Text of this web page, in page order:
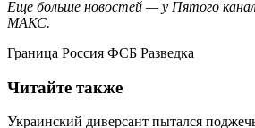
Еще больше новостей — у Пятого
МАКС.
Граница Россия ФСБ Разведка
Читайте также
Украинский диверсант пытался